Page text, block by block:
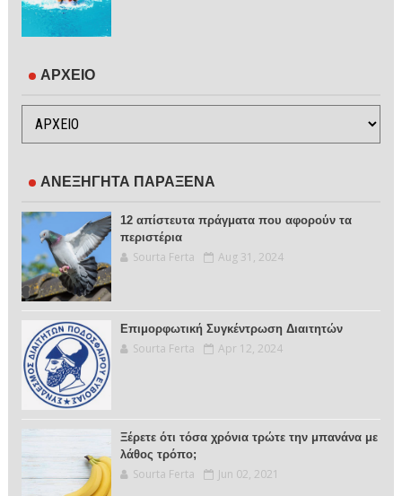
ΑΡΧΕΙΟ
ΑΝΕΞΗΓΗΤΑ ΠΑΡΑΞΕΝΑ
12 απίστευτα πράγματα που αφορούν τα
περιστέρια
Sourta Ferta Aug 31, 2024
Επιμορφωτική Συγκέντρωση Διαιτητών
Sourta Ferta Apr 12, 2024
Ξέρετε ότι τόσα χρόνια τρώτε την μπανάνα με
λάθος τρόπο;
Sourta Ferta Jun 02, 2021